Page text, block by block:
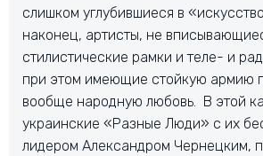
слишком углубившиеся в
наконец, артисты, не
стилистические рамки и теле- и
при этом имеющие стойкую армию
вообще народную любовь. В этой
украинские «Разные Люди» с их
лидером Александром Чернецким,